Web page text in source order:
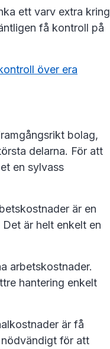
ett varv extra kring
få kontroll på
över era
bolag,
delarna. För att
en sylvass
är en
är helt enkelt en
arbetskostnader.
hantering enkelt
är få
för att